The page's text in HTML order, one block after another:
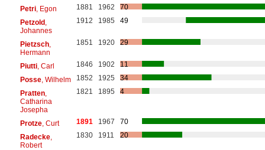
Petri, Egon 1881 1962
70
Petzold,
Johannes
1912 1985 49
Pietzsch,
Hermann
1851 1920 29
Piutti, Carl 1846 1902
11
Posse, Wilhelm 1852 1925
34
Pratten,
Catharina
Josepha
1821 1895 4
Protze, Curt 1891 1967
70
Radecke,
Robert
1830 1911 20